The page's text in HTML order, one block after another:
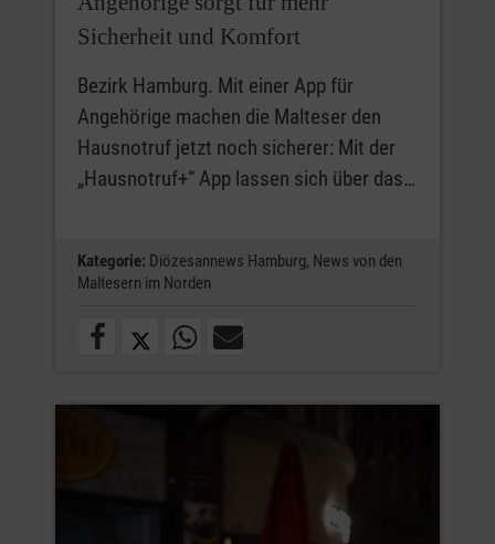
Sicherheit und Komfort
Bezirk Hamburg. Mit einer App für
Angehörige machen die Malteser den
Hausnotruf jetzt noch sicherer: Mit der
„Hausnotruf+“ App lassen sich über das…
Kategorie: Diözesannews Hamburg, News von den
Maltesern im Norden